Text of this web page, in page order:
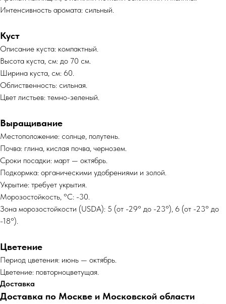
Интенсивность аромата: сильный.
Куст
Описание куста: компактный.
Высота куста, см: до 70 см.
Ширина куста, см: 60.
Облиственность: сильная.
Цвет листьев: темно-зеленый.
Выращивание
Местоположение: солнце, полутень.
Почва: глина, кислая почва, чернозем.
Сроки посадки: март — октябрь.
Подкормка: органическими удобрениями и золой.
Укрытие: требует укрытия.
Морозостойкость, °C: -30.
Зона морозостойкости (USDA): 5 (от -29° до -23°), 6 (от -23° до
-18°).
Цветение
Период цветения: июнь — октябрь.
Цветение: повторноцветущая.
Доставка
Доставка по Москве и Московской области